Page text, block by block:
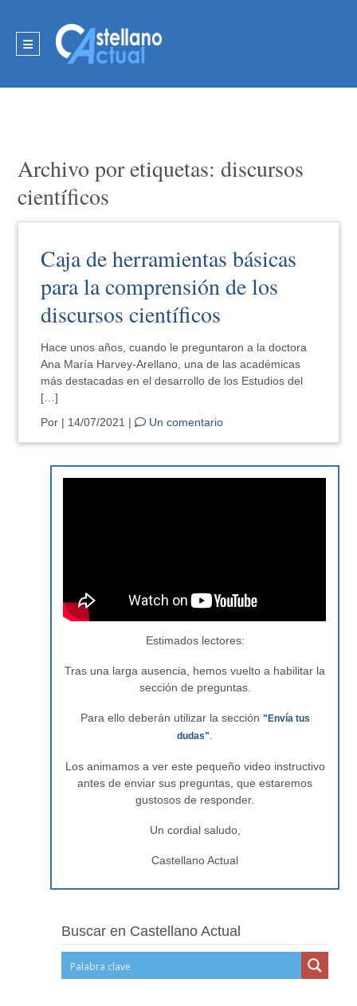
Archivo por etiquetas: discursos
científicos
Caja de herramientas básicas
para la comprensión de los
discursos científicos
Hace unos años, cuando le preguntaron a la doctora
Ana María Harvey-Arellano, una de las académicas
más destacadas en el desarrollo de los Estudios del
[…]
Por | 14/07/2021 | Un comentario
Estimados lectores:
Tras una larga ausencia, hemos vuelto a habilitar la
sección de preguntas.
Para ello deberán utilizar la sección "Envía tus
dudas"
Los animamos a ver este pequeño video instructivo
antes de enviar sus preguntas, que estaremos
gustosos de responder.
Un cordial saludo,
Castellano Actual
Buscar en Castellano Actual